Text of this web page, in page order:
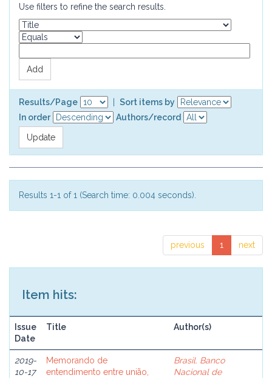
Use filters to refine the search results.
Results/Page
Sort items by
In order
Authors/record
Results 1-1 of 1 (Search time: 0.004 seconds).
previous 1 next
Item hits:
Issue
Date
Title Author(s)
2019-
10-17
Memorando de
entendimento entre união,
Brasil. Banco
Nacional de